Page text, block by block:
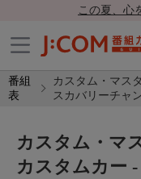
この夏、心
番組
表
カスタム・マス
スカバリーチャ
カスタム・マ
カスタムカー